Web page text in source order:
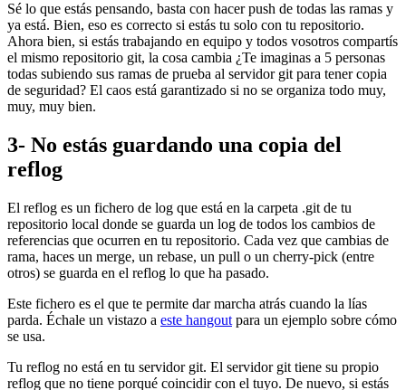
Sé lo que estás pensando, basta con hacer push de todas las ramas y
ya está. Bien, eso es correcto si estás tu solo con tu repositorio.
Ahora bien, si estás trabajando en equipo y todos vosotros compartís
el mismo repositorio git, la cosa cambia ¿Te imaginas a 5 personas
todas subiendo sus ramas de prueba al servidor git para tener copia
de seguridad? El caos está garantizado si no se organiza todo muy,
muy, muy bien.
3- No estás guardando una copia del
reflog
El reflog es un fichero de log que está en la carpeta .git de tu
repositorio local donde se guarda un log de todos los cambios de
referencias que ocurren en tu repositorio. Cada vez que cambias de
rama, haces un merge, un rebase, un pull o un cherry-pick (entre
otros) se guarda en el reflog lo que ha pasado.
Este fichero es el que te permite dar marcha atrás cuando la lías
parda. Échale un vistazo a este hangout para un ejemplo sobre cómo
se usa.
Tu reflog no está en tu servidor git. El servidor git tiene su propio
reflog que no tiene porqué coincidir con el tuyo. De nuevo, si estás